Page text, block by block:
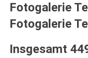
Fotogalerie
Fotogalerie
Insgesamt